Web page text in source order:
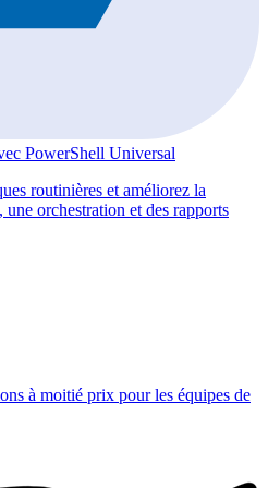
PowerShell Universal
routinières et améliorez la
orchestration et des rapports
à moitié prix pour les équipes de